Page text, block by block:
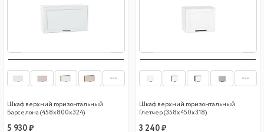
Шкаф верхний горизонтальный
Барселона (458х800х324)
5 930 ₽
Шкаф верхний горизонтальный
Глетчер (358х450х318)
3 240 ₽